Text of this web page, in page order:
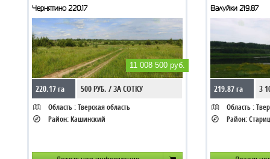
Чернятино 220.17
11 008 500 руб.
220.17 га 500 РУБ. / ЗА СОТКУ
Область :Тверская область
Район:Кашинский
Валуйки 219.87
219.87 га 3
Область :
Район: